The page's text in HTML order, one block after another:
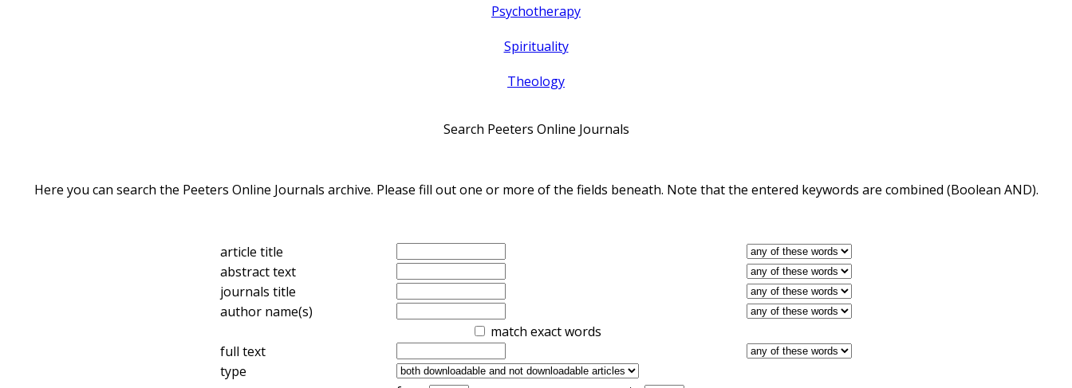
Psychotherapy
Spirituality
Theology
Search Peeters Online Journals
Here you can search the Peeters Online Journals archive. Please fill out one or more of the fields beneath. Note that the entered keywords are combined (Boolean AND).
article title
abstract text
journals title
author name(s)
match exact words
full text
type